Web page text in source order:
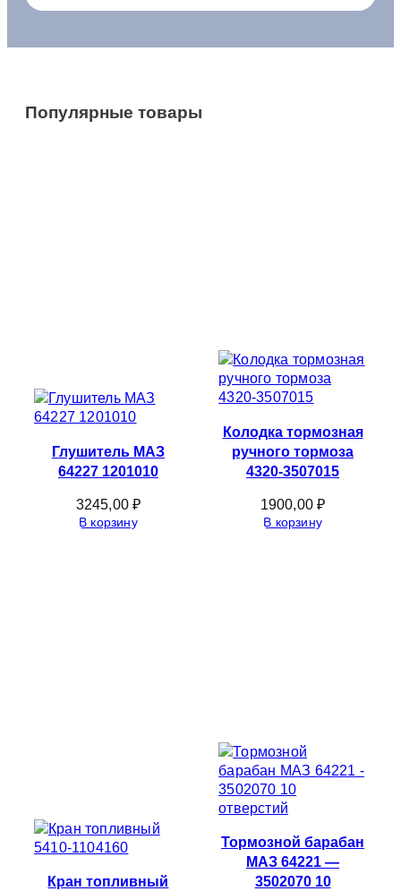
Популярные товары
Глушитель МАЗ
64227 1201010
3245,00₽
В корзину
Колодка тормозная
ручного тормоза
4320-3507015
1900,00₽
В корзину
Кран топливный
Тормозной барабан
МАЗ 64221 —
3502070 10